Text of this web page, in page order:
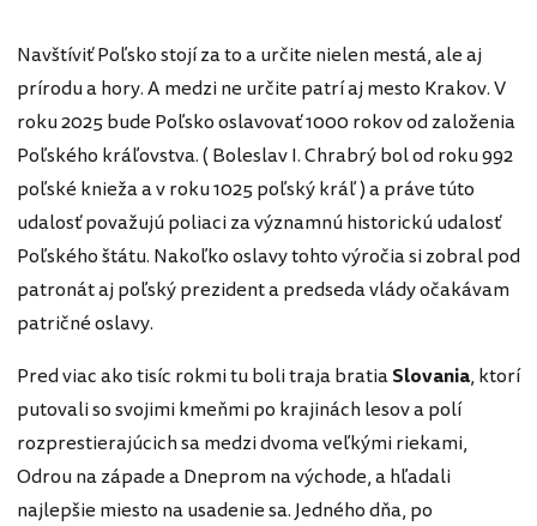
Navštíviť Poľsko stojí za to a určite nielen mestá, ale aj
prírodu a hory. A medzi ne určite patrí aj mesto Krakov. V
roku 2025 bude Poľsko oslavovať 1000 rokov od založenia
Poľského kráľovstva. ( Boleslav I. Chrabrý bol od roku 992
poľské knieža a v roku 1025 poľský kráľ ) a práve túto
udalosť považujú poliaci za významnú historickú udalosť
Poľského štátu. Nakoľko oslavy tohto výročia si zobral pod
patronát aj poľský prezident a predseda vlády očakávam
patričné oslavy.
Pred viac ako tisíc rokmi tu boli traja bratiaSlovania, ktorí
putovali so svojimi kmeňmi po krajinách lesov a polí
rozprestierajúcich sa medzi dvoma veľkými riekami,
Odrou na západe a Dneprom na východe, a hľadali
najlepšie miesto na usadenie sa. Jedného dňa, po